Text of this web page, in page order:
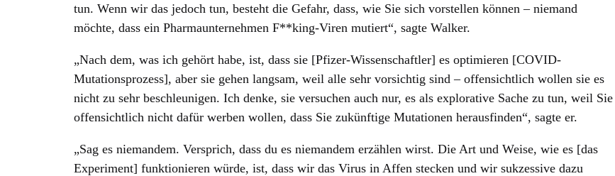
tun. Wenn wir das jedoch tun, besteht die Gefahr, dass, wie Sie sich vorstellen können – niemand
möchte, dass ein Pharmaunternehmen F**king-Viren mutiert“, sagte Walker.
„Nach dem, was ich gehört habe, ist, dass sie [Pfizer-Wissenschaftler] es optimieren [COVID-
Mutationsprozess], aber sie gehen langsam, weil alle sehr vorsichtig sind – offensichtlich wollen sie es
nicht zu sehr beschleunigen. Ich denke, sie versuchen auch nur, es als explorative Sache zu tun, weil Sie
offensichtlich nicht dafür werben wollen, dass Sie zukünftige Mutationen herausfinden“, sagte er.
„Sag es niemandem. Versprich, dass du es niemandem erzählen wirst. Die Art und Weise, wie es [das
Experiment] funktionieren würde, ist, dass wir das Virus in Affen stecken und wir sukzessive dazu